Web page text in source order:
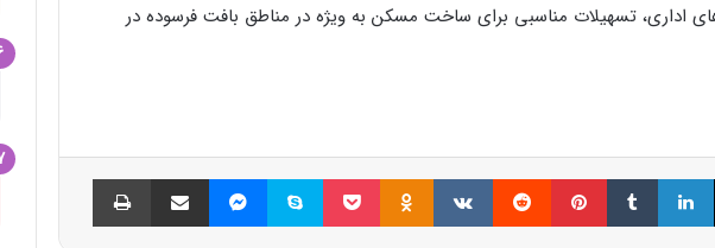
تسهیلات مناسبی برای ساخت مسکن به ویژه در مناطق بافت فرسوده در
ایکس لینکداین تامبلر پینتریست Reddit
VKontakte
Odnoklassniki پاکت اسکایپ مسنجر اشتراک گذاری با ایمیل